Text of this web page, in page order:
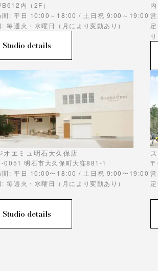
B612内（2F）
間: 平日 10:00～18:00 / 土日祝 9:00～19:00
: 毎週火・水曜日（月により変動あり）
Studio details
内
り
オエミュ明石大久保店
0051 明石市大久保町大窪881-1
間: 平日 10:00〜18:00 / 土日祝 9:00〜19:00
: 毎週火・水曜日（月により変動あり）
Studio details